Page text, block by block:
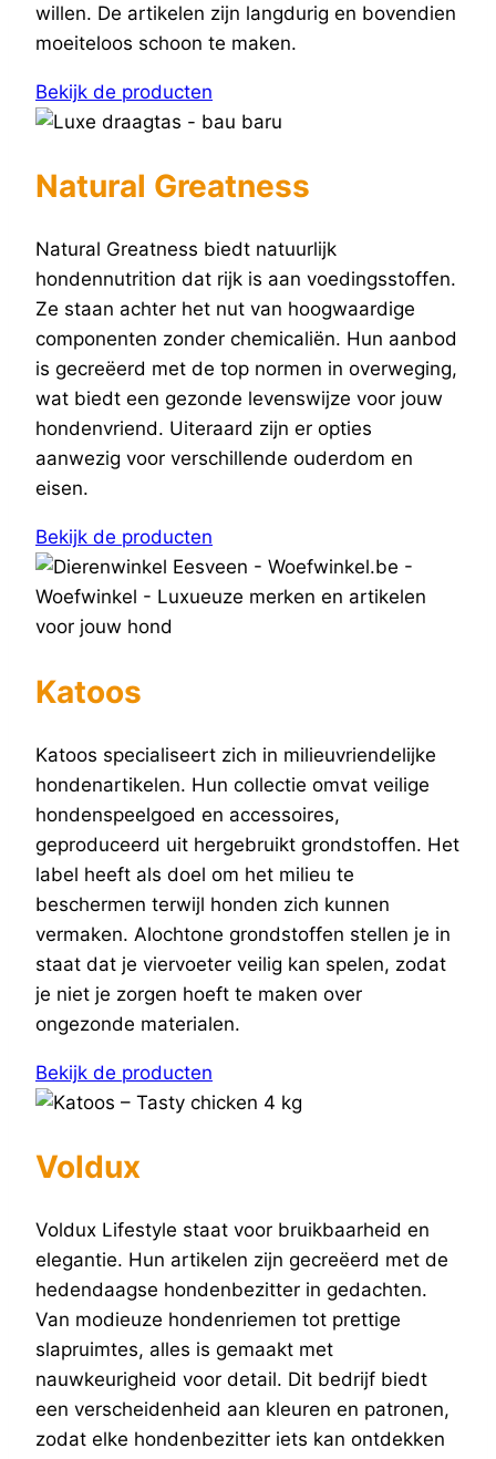
willen. De artikelen zijn langdurig en bovendien
moeiteloos schoon te maken.
Bekijk de producten
Natural Greatness
Natural Greatness biedt natuurlijk
hondennutrition dat rijk is aan voedingsstoffen.
Ze staan achter het nut van hoogwaardige
componenten zonder chemicaliën. Hun aanbod
is gecreëerd met de top normen in overweging,
wat biedt een gezonde levenswijze voor jouw
hondenvriend. Uiteraard zijn er opties
aanwezig voor verschillende ouderdom en
eisen.
Bekijk de producten
Katoos
Katoos specialiseert zich in milieuvriendelijke
hondenartikelen. Hun collectie omvat veilige
hondenspeelgoed en accessoires,
geproduceerd uit hergebruikt grondstoffen. Het
label heeft als doel om het milieu te
beschermen terwijl honden zich kunnen
vermaken. Alochtone grondstoffen stellen je in
staat dat je viervoeter veilig kan spelen, zodat
je niet je zorgen hoeft te maken over
ongezonde materialen.
Bekijk de producten
Voldux
Voldux Lifestyle staat voor bruikbaarheid en
elegantie. Hun artikelen zijn gecreëerd met de
hedendaagse hondenbezitter in gedachten.
Van modieuze hondenriemen tot prettige
slapruimtes, alles is gemaakt met
nauwkeurigheid voor detail. Dit bedrijf biedt
een verscheidenheid aan kleuren en patronen,
zodat elke hondenbezitter iets kan ontdekken